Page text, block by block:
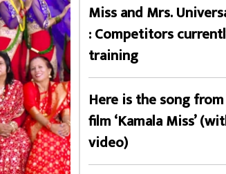
Miss and Mrs.
: Competitors
training
Here is the song
film ‘Kamala Miss’
video)